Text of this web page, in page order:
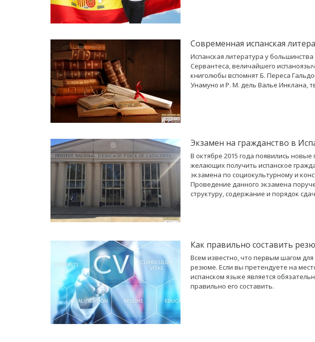
Современная испанская
Испанская литература у
Сервантеса, величайшего
книголюбы вспомнят Б. Переса
Унамуно и Р. М. дель Валье Инклана,
Экзамен на гражданство в
В октябре 2015 года появились
желающих получить испанское
экзамена по социокультурному и
Проведение данного экзамена
структуру, содержание и порядок
Как правильно составить
Всем известно, что первым шагом для
резюме. Если вы претендуете на
испанском языке является
правильно его составить.